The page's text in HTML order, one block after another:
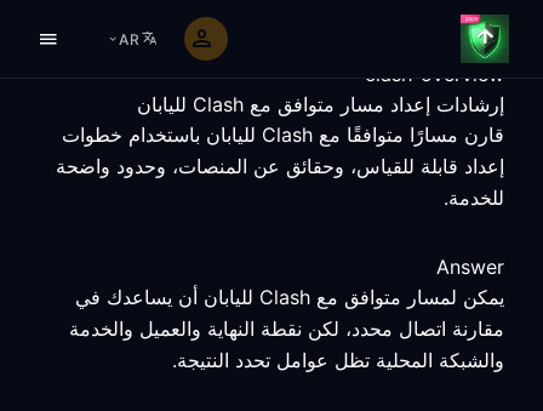
AR
clash-overview
إرشادات إعداد مسار متوافق مع Clash لليابان
قارن مسارًا متوافقًا مع Clash لليابان باستخدام خطوات
إعداد قابلة للقياس، وحقائق عن المنصات، وحدود واضحة
للخدمة.
Answer
يمكن لمسار متوافق مع Clash لليابان أن يساعدك في
مقارنة اتصال محدد، لكن نقطة النهاية والعميل والخدمة
والشبكة المحلية تظل عوامل تحدد النتيجة.